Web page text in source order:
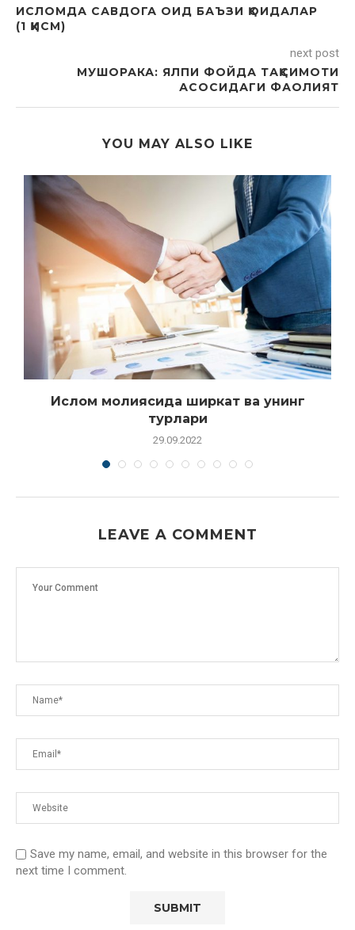
ИСЛОМДА САВДОГА ОИД БАЪЗИ ҚОИДАЛАР
(1 ҚИСМ)
next post
МУШОРАКА: ЯЛПИ ФОЙДА ТАҚСИМОТИ
АСОСИДАГИ ФАОЛИЯТ
YOU MAY ALSO LIKE
Ислом молиясида ширкат ва унинг
турлари
29.09.2022
LEAVE A COMMENT
Save my name, email, and website in this browser for the
next time I comment.